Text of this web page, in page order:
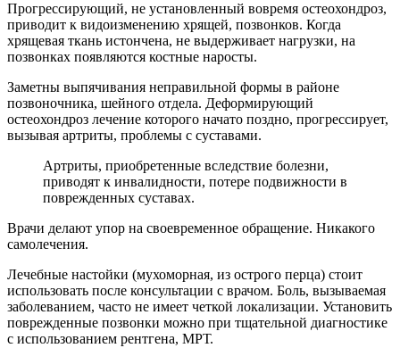
Прогрессирующий, не установленный вовремя остеохондроз,
приводит к видоизменению хрящей, позвонков. Когда
хрящевая ткань истончена, не выдерживает нагрузки, на
позвонках появляются костные наросты.
Заметны выпячивания неправильной формы в районе
позвоночника, шейного отдела. Деформирующий
остеохондроз лечение которого начато поздно, прогрессирует,
вызывая артриты, проблемы с суставами.
Артриты, приобретенные вследствие болезни,
приводят к инвалидности, потере подвижности в
поврежденных суставах.
Врачи делают упор на своевременное обращение. Никакого
самолечения.
Лечебные настойки (мухоморная, из острого перца) стоит
использовать после консультации с врачом. Боль, вызываемая
заболеванием, часто не имеет четкой локализации. Установить
поврежденные позвонки можно при тщательной диагностике
с использованием рентгена, МРТ.